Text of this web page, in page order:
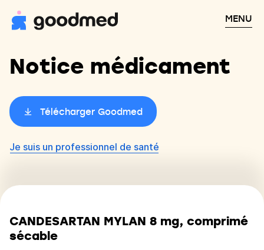
MENU
Notice médicament
Télécharger Goodmed
Je suis un professionnel de santé
CANDESARTAN MYLAN 8 mg, comprimé
sécable